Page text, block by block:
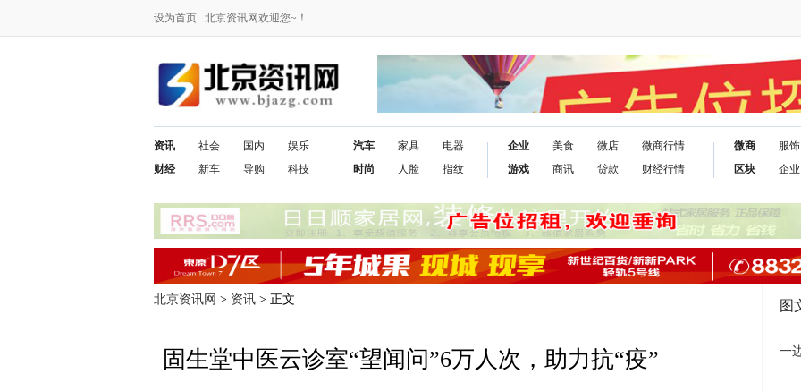
设为首页 北京资讯网欢迎您~！
资讯
财经
社会
新车
国内
导购
娱乐
科技
汽车
时尚
家具
人脸
电器
指纹
企业
游戏
美食
商讯
微店
贷款
微商行情
财经行情
微商
区块
服饰
企业
北京资讯网 > 资讯 > 正文
固生堂中医云诊室“望闻问”6万人次，助力抗“疫”
图
一